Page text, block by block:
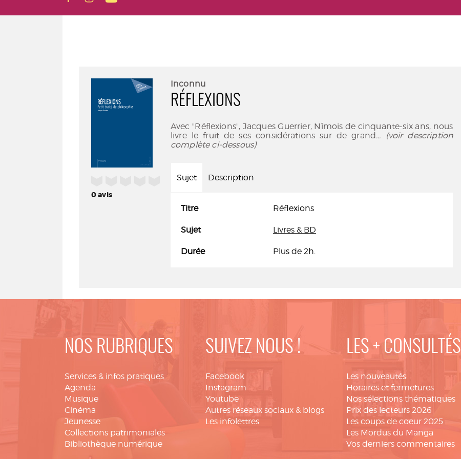
0avis
Inconnu
RÉFLEXIONS
Avec "Réflexions", Jacques Guerrier, Nîmois de cinquante-six ans, nous
livre le fruit de ses considérations sur de grand... (voir description
complète ci-dessous)
Sujet Description
Titre Réflexions
Sujet Livres & BD
Durée Plus de 2h.
NOS RUBRIQUES
Services & infos pratiques
Agenda
Musique
Cinéma
Jeunesse
Collections patrimoniales
Bibliothèque numérique
SUIVEZ NOUS !
Facebook
Instagram
Youtube
Autres réseaux sociaux & blogs
Les infolettres
LES + CONSULTÉS
Les nouveautés
Horaires et fermetures
Nos sélections thématiques
Prix des lecteurs 2026
Les coups de coeur 2025
Les Mordus du Manga
Vos derniers commentaires